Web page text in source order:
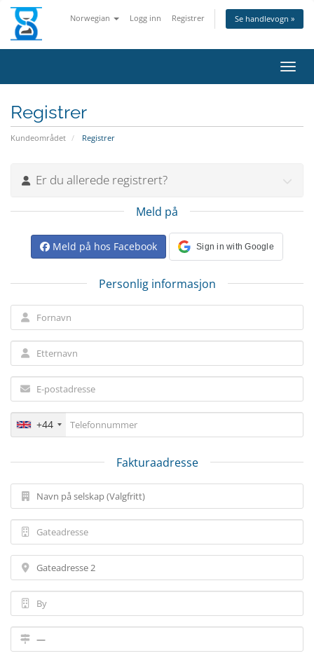
Norwegian Logg inn Registrer Se handlevogn »
Bytt
Registrer
Kundeområdet Registrer
Er du allerede registrert?
Meld på
Meld på hos Facebook Sign in with Google
Personlig informasjon
+44
Fakturaadresse